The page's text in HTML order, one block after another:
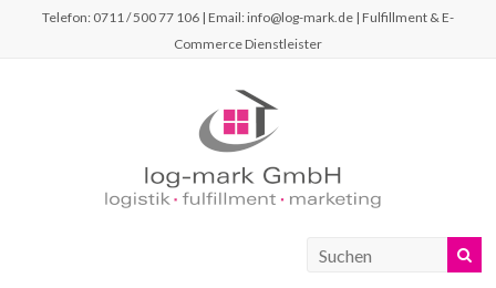
Telefon: 0711 / 500 77 106 | Email: info@log-mark.de | Fulfillment & E-
Commerce Dienstleister